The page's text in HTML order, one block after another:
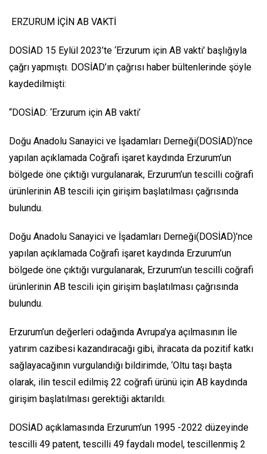
ERZURUM İÇİN AB VAKTİ
DOSİAD 15 Eylül 2023’te ‘Erzurum için AB vakti’ başlığıyla
çağrı yapmıştı. DOSİAD’ın çağrısı haber bültenlerinde şöyle
kaydedilmişti:
“DOSİAD: ‘Erzurum için AB vakti’
Doğu Anadolu Sanayici ve İşadamları Derneği(DOSİAD)’nce
yapılan açıklamada Coğrafi işaret kaydında Erzurum’un
bölgede öne çıktığı vurgulanarak, Erzurum’un tescilli coğrafi
ürünlerinin AB tescili için girişim başlatılması çağrısında
bulundu.
Doğu Anadolu Sanayici ve İşadamları Derneği(DOSİAD)’nce
yapılan açıklamada Coğrafi işaret kaydında Erzurum’un
bölgede öne çıktığı vurgulanarak, Erzurum’un tescilli coğrafi
ürünlerinin AB tescili için girişim başlatılması çağrısında
bulundu.
Erzurum’un değerleri odağında Avrupa’ya açılmasının İle
yatırım cazibesi kazandıracağı gibi, ihracata da pozitif katkı
sağlayacağının vurgulandığı bildirimde, ‘Oltu taşı başta
olarak, ilin tescil edilmiş 22 coğrafi ürünü için AB kaydında
girişim başlatılması gerektiği aktarıldı.
DOSİAD açıklamasında Erzurum’un 1995 -2022 düzeyinde
tescilli 49 patent, tescilli 49 faydalı model, tescillenmiş 2